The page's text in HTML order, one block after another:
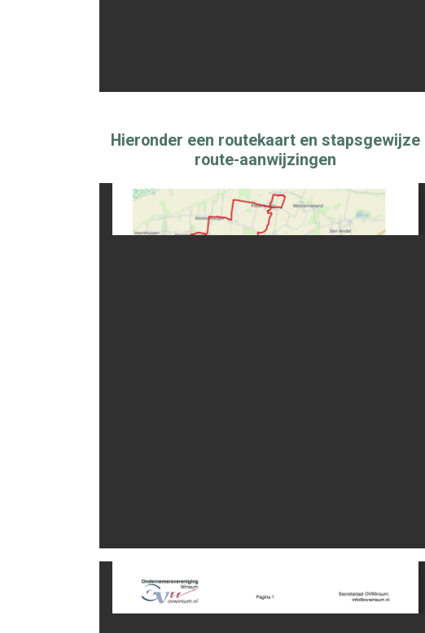
Hieronder een routekaart en stapsgewijze
route-aanwijzingen